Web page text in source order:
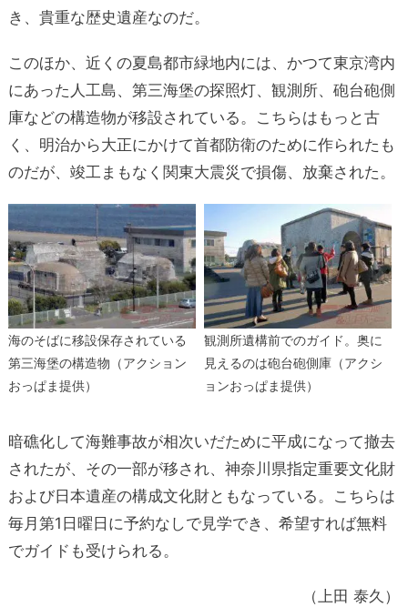
き、貴重な歴史遺産なのだ。
このほか、近くの夏島都市緑地内には、かつて東京湾内
にあった人工島、第三海堡の探照灯、観測所、砲台砲側
庫などの構造物が移設されている。こちらはもっと古
く、明治から大正にかけて首都防衛のために作られたも
のだが、竣工まもなく関東大震災で損傷、放棄された。
海のそばに移設保存されている
第三海堡の構造物（アクション
おっぱま提供）
観測所遺構前でのガイド。奥に
見えるのは砲台砲側庫（アクシ
ョンおっぱま提供）
暗礁化して海難事故が相次いだために平成になって撤去
されたが、その一部が移され、神奈川県指定重要文化財
および日本遺産の構成文化財ともなっている。こちらは
毎月第1日曜日に予約なしで見学でき、希望すれば無料
でガイドも受けられる。
（上田 泰久）